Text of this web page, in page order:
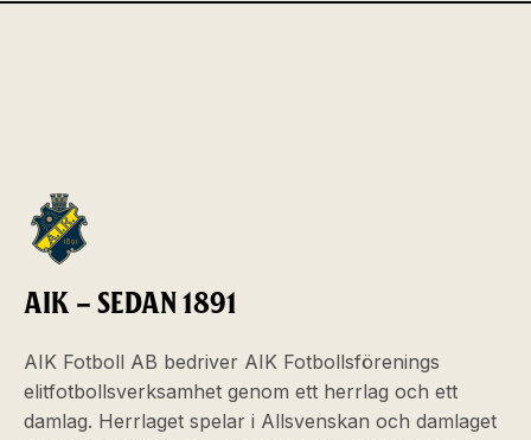
AIK – SEDAN 1891
AIK Fotboll AB bedriver AIK Fotbollsförenings
elitfotbollsverksamhet genom ett herrlag och ett
damlag. Herrlaget spelar i Allsvenskan och damlaget